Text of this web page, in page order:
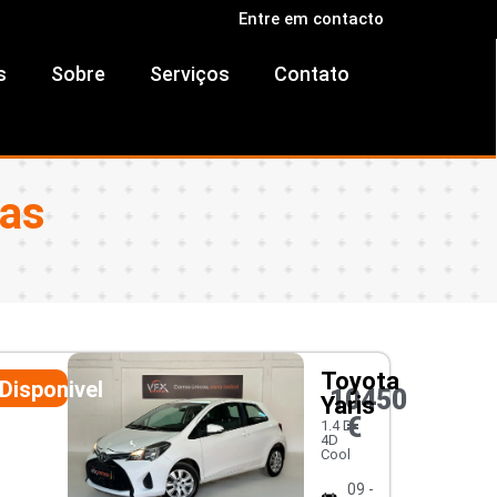
Entre em contacto
Sobre Serviços Contato
Disponivel
Toyota
Yaris
1.4 D-
4D
Cool
09 -
10450
€